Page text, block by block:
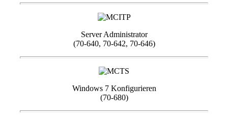
Server Administrator
(70-640, 70-642, 70-646)
Windows 7 Konfigurieren
(70-680)